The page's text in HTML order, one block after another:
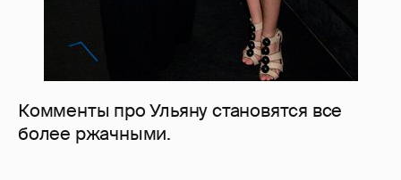
Комменты про Ульяну становятся все
более ржачными.